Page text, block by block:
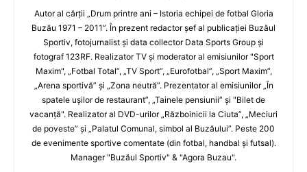
Autor al cărţii „Drum printre ani – Istoria echipei de fotbal Gloria
Buzău 1971 – 2011”. În prezent redactor şef al publicaţiei Buzăul
Sportiv, fotojurnalist şi data collector Data Sports Group şi
fotograf 123RF. Realizator TV şi moderator al emisiunilor "Sport
Maxim", „Fotbal Total”, „TV Sport”, „Eurofotbal”, „Sport Maxim”,
„Arena sportivă” şi „Zona neutră”. Prezentator al emisiunilor „În
spatele uşilor de restaurant”, „Tainele pensiunii” şi "Bilet de
vacanţă". Realizator al DVD-urilor „Războinicii la Ciuta”, „Meciuri
de poveste” şi „Palatul Comunal, simbol al Buzăului”. Peste 200
de evenimente sportive comentate (din fotbal, handbal şi futsal).
Manager "Buzăul Sportiv" & "Agora Buzau".